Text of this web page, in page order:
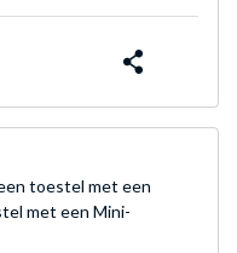
toestel met een
met een Mini-